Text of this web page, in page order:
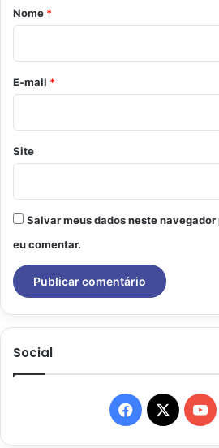
r
o
*
Nome *
E-mail *
Site
Salvar meus dados neste
eu comentar.
Social
Facebook
X